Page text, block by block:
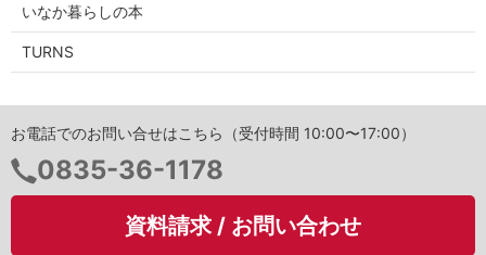
いなか暮らしの本
TURNS
お電話でのお問い合せはこちら（受付時間 10:00〜17:00）
電
話
0835-36-1178
資料請求 / お問い合わせ